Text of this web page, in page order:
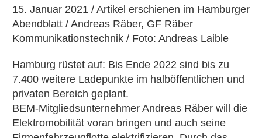
15. Januar 2021 / Artikel erschienen im Hamburger
Abendblatt / Andreas Räber, GF Räber
Kommunikationstechnik / Foto: Andreas Laible
Hamburg rüstet auf: Bis Ende 2022 sind bis zu
7.400 weitere Ladepunkte im halböffentlichen und
privaten Bereich geplant.
BEM-Mitgliedsunternehmer Andreas Räber will die
Elektromobilität voran bringen und auch seine